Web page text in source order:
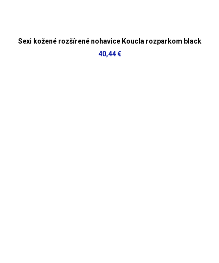
Sexi kožené rozšírené nohavice Koucla rozparkom black
40,44 €